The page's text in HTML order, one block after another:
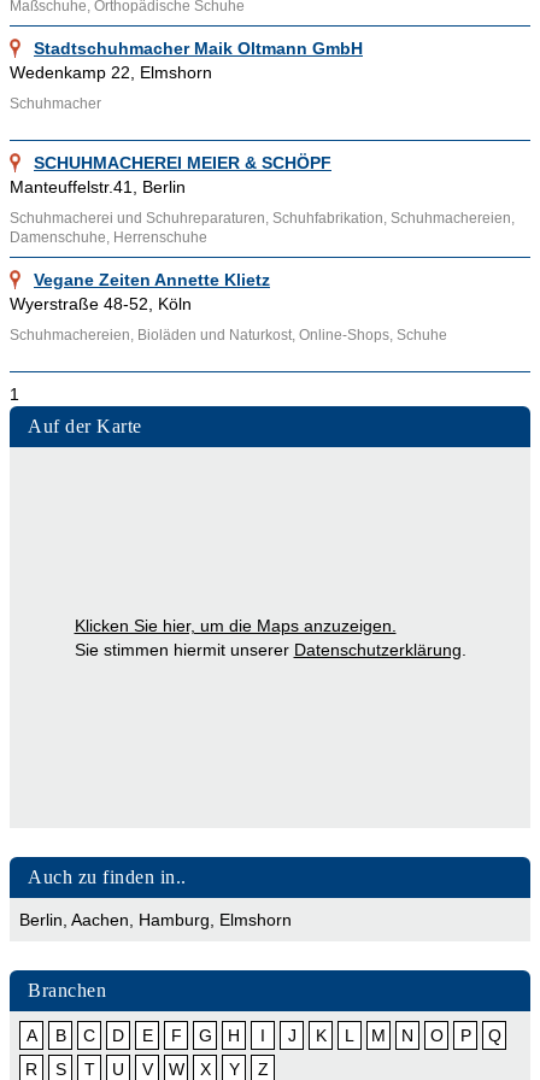
unser Kontaktformular.
Ähnliche Themenbereiche wie
Maßschuhe
werden. Nähere Informationen zu diesem Handwerk findet
man beispielsweise hier.
Maßschuhe, Orthopädische Schuhe
Stadtschuhmacher Maik Oltmann GmbH
Wedenkamp 22, Elmshorn
Schuhmacher
SCHUHMACHEREI MEIER & SCHÖPF
Manteuffelstr.41, Berlin
Schuhmacherei und Schuhreparaturen, Schuhfabrikation, Schuhmachereien,
Damenschuhe, Herrenschuhe
Vegane Zeiten Annette Klietz
Wyerstraße 48-52, Köln
Schuhmachereien, Bioläden und Naturkost, Online-Shops, Schuhe
1
Auf der Karte
Klicken Sie hier, um die Maps anzuzeigen.
Sie stimmen hiermit unserer Datenschutzerklärung
Auch zu finden in..
Berlin Aachen Hamburg Elmshorn
Branchen
A B C D E F G H I J K L M N O P
Q
R
S T U V W X Y Z